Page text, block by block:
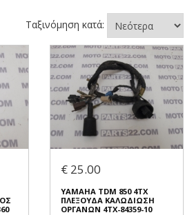
Ταξινόμηση κατά:
€ 25.00
YAMAHA TDM 850 4TX
ΠΛΕΞΟΥΔΑ ΚΑΛΩΔΙΩΣΗ
ΟΡΓΑΝΩΝ 4TX-84359-10